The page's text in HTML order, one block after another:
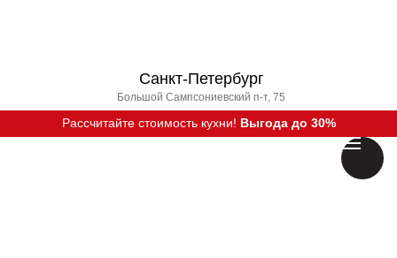
Санкт-Петербург
Большой Сампсониевский п-т, 75
Рассчитайте стоимость кухни! Выгода до 30%